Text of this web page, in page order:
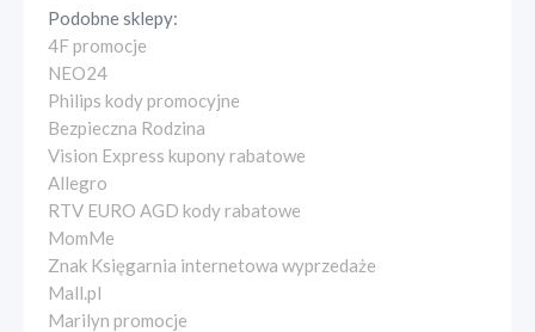
Podobne sklepy:
4F promocje
NEO24
Philips kody promocyjne
Bezpieczna Rodzina
Vision Express kupony rabatowe
Allegro
RTV EURO AGD kody rabatowe
MomMe
Znak Księgarnia internetowa wyprzedaże
Mall.pl
Marilyn promocje